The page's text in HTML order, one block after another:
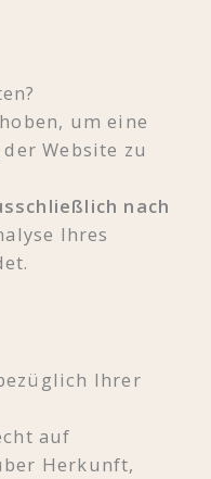
um eine
Website zu
nach
Ihres
Ihrer
auf
Herkunft,